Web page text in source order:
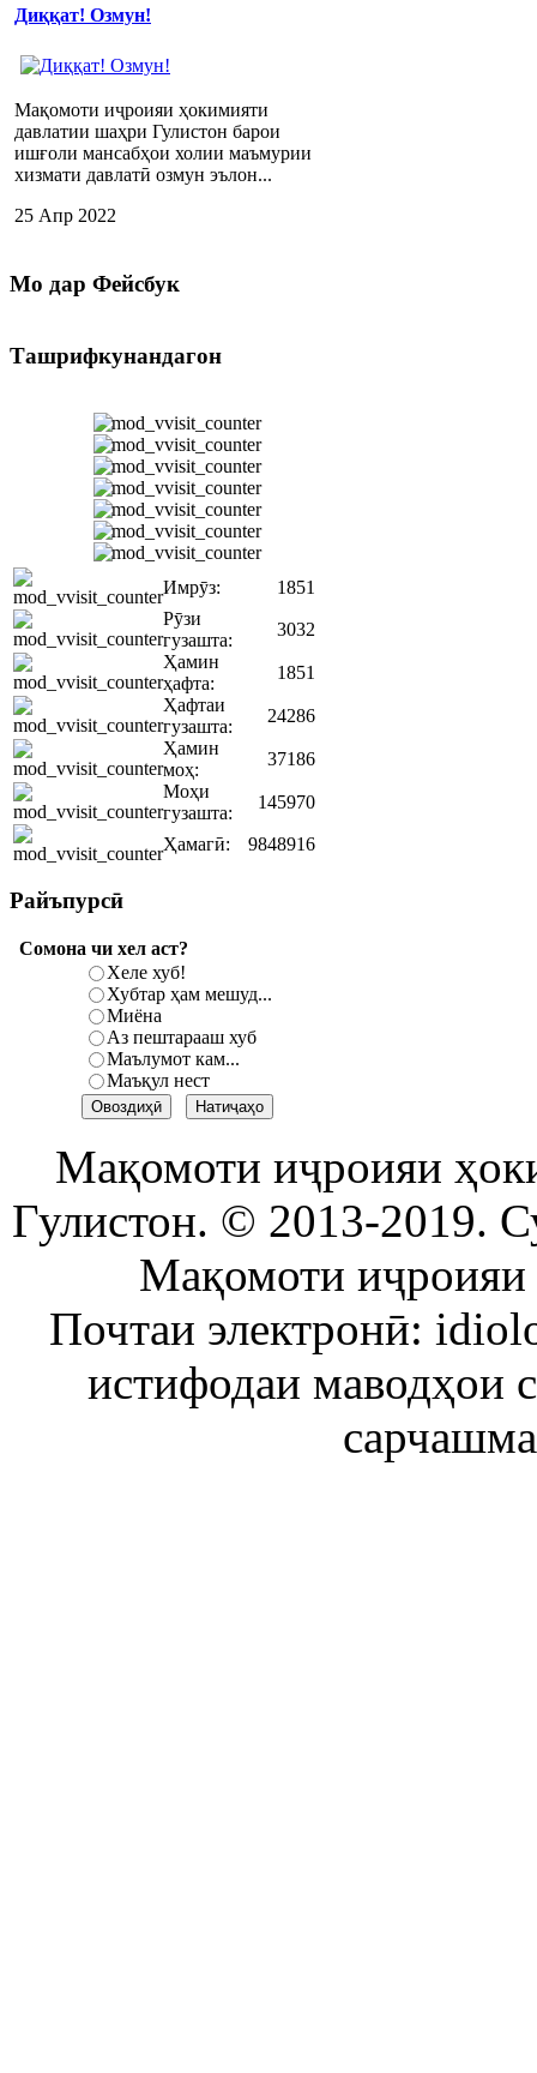
Диққат! Озмун!
Мақомоти иҷроияи ҳокимияти
давлатии шаҳри Гулистон барои
ишғоли мансабҳои холии маъмурии
хизмати давлатӣ озмун эълон...
25 Апр 2022
Мо дар Фейсбук
Ташрифкунандагон
Имрӯз:
1851
Рӯзи
гузашта:
3032
Ҳамин
ҳафта:
1851
Ҳафтаи
гузашта:
24286
Ҳамин
моҳ:
37186
Моҳи
гузашта:
145970
Ҳамагӣ: 9848916
Райъпурсӣ
Сомона чи хел аст?
Хеле хуб!
Хубтар ҳам мешуд...
Миёна
Аз пештарааш хуб
Маълумот кам...
Маъқул нест
Мақомоти иҷроияи
Гулистон. © 2013-2019.
Мақомоти иҷроияи
Почтаи электронӣ:
истифодаи маводҳои